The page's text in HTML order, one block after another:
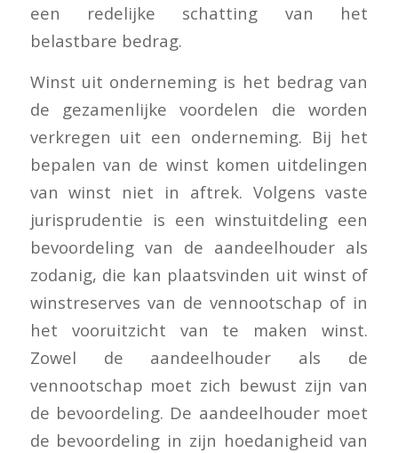
een redelijke schatting van het
belastbare bedrag.
Winst uit onderneming is het bedrag van
de gezamenlijke voordelen die worden
verkregen uit een onderneming. Bij het
bepalen van de winst komen uitdelingen
van winst niet in aftrek. Volgens vaste
jurisprudentie is een winstuitdeling een
bevoordeling van de aandeelhouder als
zodanig, die kan plaatsvinden uit winst of
winstreserves van de vennootschap of in
het vooruitzicht van te maken winst.
Zowel de aandeelhouder als de
vennootschap moet zich bewust zijn van
de bevoordeling. De aandeelhouder moet
de bevoordeling in zijn hoedanigheid van